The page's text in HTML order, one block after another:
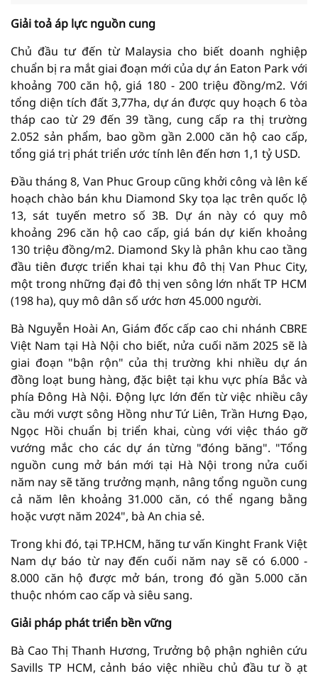
Giải toả áp lực nguồn cung
Chủ đầu tư đến từ Malaysia cho biết doanh nghiệp
chuẩn bị ra mắt giai đoạn mới của dự án Eaton Park với
khoảng 700 căn hộ, giá 180 - 200 triệu đồng/m2. Với
tổng diện tích đất 3,77ha, dự án được quy hoạch 6 tòa
tháp cao từ 29 đến 39 tầng, cung cấp ra thị trường
2.052 sản phẩm, bao gồm gần 2.000 căn hộ cao cấp,
tổng giá trị phát triển ước tính lên đến hơn 1,1 tỷ USD.
Đầu tháng 8, Van Phuc Group cũng khởi công và lên kế
hoạch chào bán khu Diamond Sky tọa lạc trên quốc lộ
13, sát tuyến metro số 3B. Dự án này có quy mô
khoảng 296 căn hộ cao cấp, giá bán dự kiến khoảng
130 triệu đồng/m2. Diamond Sky là phân khu cao tầng
đầu tiên được triển khai tại khu đô thị Van Phuc City,
một trong những đại đô thị ven sông lớn nhất TP HCM
(198 ha), quy mô dân số ước hơn 45.000 người.
Bà Nguyễn Hoài An, Giám đốc cấp cao chi nhánh CBRE
Việt Nam tại Hà Nội cho biết, nửa cuối năm 2025 sẽ là
giai đoạn "bận rộn" của thị trường khi nhiều dự án
đồng loạt bung hàng, đặc biệt tại khu vực phía Bắc và
phía Đông Hà Nội. Động lực lớn đến từ việc nhiều cây
cầu mới vượt sông Hồng như Tứ Liên, Trần Hưng Đạo,
Ngọc Hồi chuẩn bị triển khai, cùng với việc tháo gỡ
vướng mắc cho các dự án từng "đóng băng". "Tổng
nguồn cung mở bán mới tại Hà Nội trong nửa cuối
năm nay sẽ tăng trưởng mạnh, nâng tổng nguồn cung
cả năm lên khoảng 31.000 căn, có thể ngang bằng
hoặc vượt năm 2024", bà An chia sẻ.
Trong khi đó, tại TP.HCM, hãng tư vấn Kinght Frank Việt
Nam dự báo từ nay đến cuối năm nay sẽ có 6.000 -
8.000 căn hộ được mở bán, trong đó gần 5.000 căn
thuộc nhóm cao cấp và siêu sang.
Giải pháp phát triển bền vững
Bà Cao Thị Thanh Hương, Trưởng bộ phận nghiên cứu
Savills TP HCM, cảnh báo việc nhiều chủ đầu tư ồ ạt